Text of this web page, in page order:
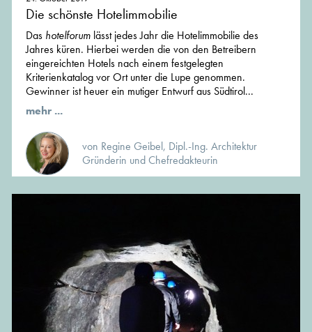
Die schönste Hotelimmobilie
Das hotelforum lässt jedes Jahr die Hotelimmobilie des
Jahres küren. Hierbei werden die von den Betreibern
eingereichten Hotels nach einem festgelegten
Kriterienkatalog vor Ort unter die Lupe genommen.
Gewinner ist heuer ein mutiger Entwurf aus Südtirol...
mehr ...
von Regine Geibel, Dipl.-Ing. Architektur
Gründerin und Chefredakteurin